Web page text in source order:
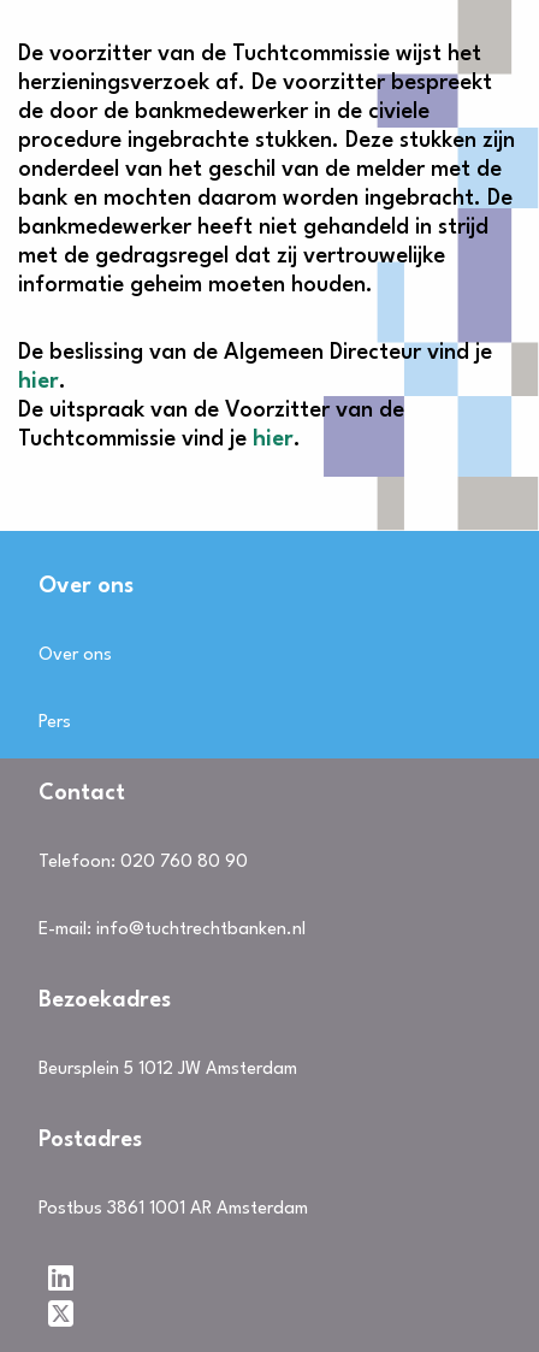
De voorzitter van de Tuchtcommissie wijst het
herzieningsverzoek af. De voorzitter bespreekt
de door de bankmedewerker in de civiele
procedure ingebrachte stukken. Deze stukken zijn
onderdeel van het geschil van de melder met de
bank en mochten daarom worden ingebracht. De
bankmedewerker heeft niet gehandeld in strijd
met de gedragsregel dat zij vertrouwelijke
informatie geheim moeten houden.
De beslissing van de Algemeen Directeur vind je
hier.
De uitspraak van de Voorzitter van de
Tuchtcommissie vind je hier.
Over ons
Over ons
Pers
Contact
Telefoon: 020 760 80 90
E-mail: info@tuchtrechtbanken.nl
Bezoekadres
Beursplein 5 1012 JW Amsterdam
Postadres
Postbus 3861 1001 AR Amsterdam